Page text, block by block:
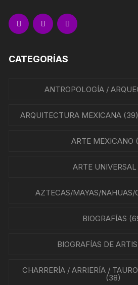
CATEGORÍAS
ANTROPOLOGÍA /
ARQUITECTURA MEXICANA(39)
ARTE MEXICANO
ARTE UNIVERSAL
AZTECAS/MAYAS/NAHUAS/
BIOGRAFÍAS
BIOGRAFÍAS DE
CHARRERÍA / ARRIERÍA /
(38)